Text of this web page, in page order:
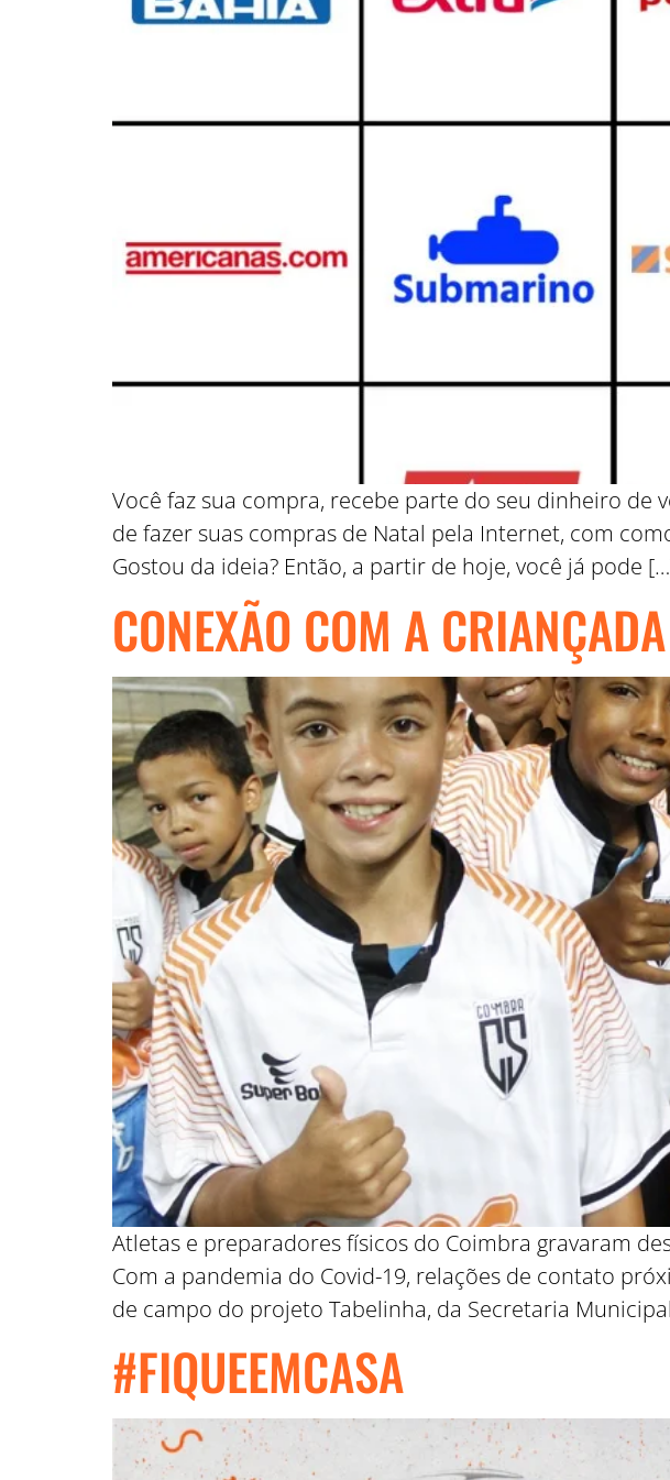
Você faz sua compra, recebe parte do seu dinheiro de
de fazer suas compras de Natal pela Internet, com
Gostou da ideia? Então, a partir de hoje, você já pode
CONEXÃO COM A
Atletas e preparadores físicos do Coimbra gravaram
Com a pandemia do Covid-19, relações de contato
de campo do projeto Tabelinha, da Secretaria
#FIQUEEMCASA